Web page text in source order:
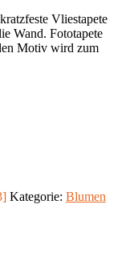
Vliestapete
Wand. Fototapete
Motiv wird zum
Kategorie: Blumen